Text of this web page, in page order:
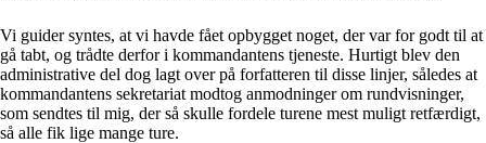
Vi guider syntes, at vi havde fået opbygget noget, der var for godt til at
gå tabt, og trådte derfor i kommandantens tjeneste. Hurtigt blev den
administrative del dog lagt over på forfatteren til disse linjer, således at
kommandantens sekretariat modtog anmodninger om rundvisninger,
som sendtes til mig, der så skulle fordele turene mest muligt retfærdigt,
så alle fik lige mange ture.